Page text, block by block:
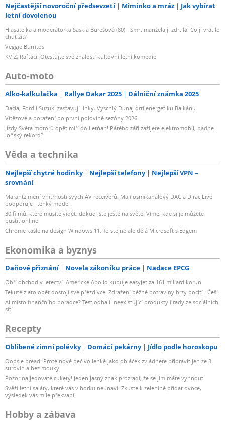
Nejčastější novoroční předsevzetí Miminko a mráz
Jak vybírat
letní dovolenou
Hlasatelka a moderátorka Saskia Burešová (80) - Smrt manžela ji zdrtila! Co jí vrátilo
chuť žít?
Veggie Burritos
KVÍZ: Rafťáci. Otestujte své znalosti kultovní letní komedie
Auto-moto
Alko-kalkulačka Rallye Dakar 2025 Dálniční známka 2025
Dacia, Ford i Suzuki zastavují linky. Vyschlý Dunaj drtí energetiku Balkánu
Vítězové a poražení po první polovině sezóny 2026
Jízdy Světa motorů opět míří do Letňan! Pátého září zažijete elektromobil, padne
loňský rekord?
Věda a technika
Nejlepší chytré hodinky Nejlepší telefony
Nejlepší VPN –
srovnání
Marantz mění vnitřnosti svých AV receiverů. Mají osmikanálový DAC a Dirac Live
podporuje i tenký model
30 filmů, které musíte vidět, dokud jste ještě na světě. Víme, kde si je můžete
pustit online
Chrome kašle na design Windows 11. To stejné ale dělá Microsoft s Edgem
Ekonomika a byznys
Daňové přiznání Novela zákoníku práce Nadace EPCG
Obří obchod v letectví. Americké Apollo kupuje easyJet za 161 miliard korun
Tekuté zlato opět dostojí své přezdívce. Zdražení běžné potraviny brzy pocítí i Češi
AI místo finančního poradce? Test odhalil neexistující produkty i rady ze sociálních
sítí
Recepty
Oblíbené zimní polévky Domácí pekárny Jídlo podle horoskopu
Oopsie bread: Proteinové pečivo lehké jako obláček zvládnete připravit jen ze 3
surovin a bez mouky
Pozor na jedovaté cukety! Jeden jasný znak prozradí, že se jim máte vyhnout
Svěží letní saláty, které vás v horku neunaví: Zkuste k zelenině přidat ovoce,
výsledek vás mile překvapí!
Hobby a zábava